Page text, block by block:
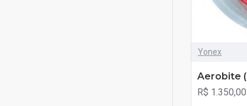
Yonex
Aerobite
R$ 1.350,00